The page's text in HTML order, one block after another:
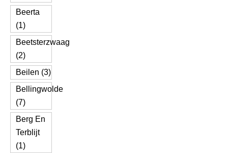
Beerta
(1)
Beetsterzwaag
(2)
Beilen (3)
Bellingwolde
(7)
Berg En
Terblijt
(1)